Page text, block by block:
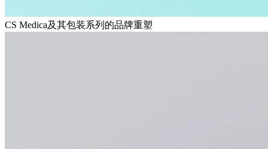
CS Medica及其包装系列的品牌重塑